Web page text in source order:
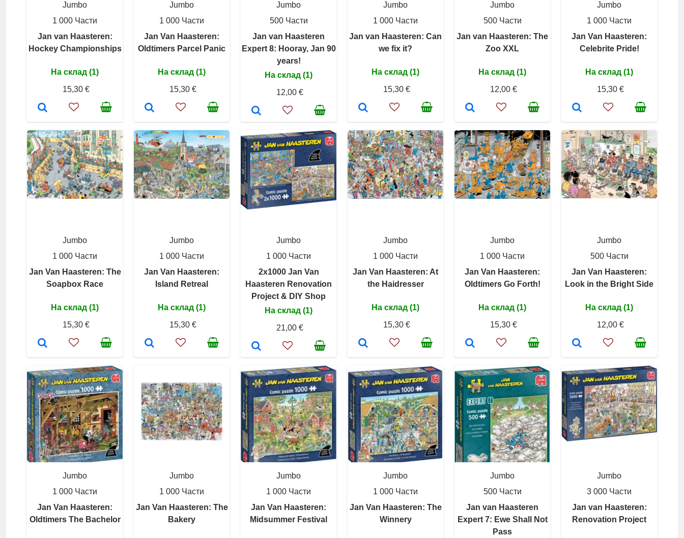
Jumbo
1 000 Части
Jan van Haasteren:
Hockey Championships
На склад (1)
15,30 €
Jumbo
1 000 Части
Jan Van Haasteren:
Oldtimers Parcel Panic
На склад (1)
15,30 €
Jumbo
500 Части
Jan van Haasteren
Expert 8: Hooray, Jan 90
years!
На склад (1)
12,00 €
Jumbo
1 000 Части
Jan van Haasteren: Can
we fix it?
На склад (1)
15,30 €
Jumbo
500 Части
Jan van Haasteren: The
Zoo XXL
На склад (1)
12,00 €
Jumbo
1 000 Части
Jan Van Haasteren:
Celebrite Pride!
На склад (1)
15,30 €
Jumbo
1 000 Части
Jan Van Haasteren: The
Soapbox Race
На склад (1)
15,30 €
Jumbo
1 000 Части
Jan Van Haasteren:
Island Retreal
На склад (1)
15,30 €
Jumbo
1 000 Части
2x1000 Jan Van
Haasteren Renovation
Project & DIY Shop
На склад (1)
21,00 €
Jumbo
1 000 Части
Jan Van Haasteren: At
the Haidresser
На склад (1)
15,30 €
Jumbo
1 000 Части
Jan Van Haasteren:
Oldtimers Go Forth!
На склад (1)
15,30 €
Jumbo
500 Части
Jan Van Haasteren:
Look in the Bright Side
На склад (1)
12,00 €
Jumbo
1 000 Части
Jan Van Haasteren:
Oldtimers The Bachelor
Jumbo
1 000 Части
Jan Van Haasteren: The
Bakery
Jumbo
1 000 Части
Jan Van Haasteren:
Midsummer Festival
Jumbo
1 000 Части
Jan Van Haasteren: The
Winnery
Jumbo
500 Части
Jan van Haasteren
Expert 7: Ewe Shall Not
Pass
Jumbo
3 000 Части
Jan van Haasteren:
Renovation Project